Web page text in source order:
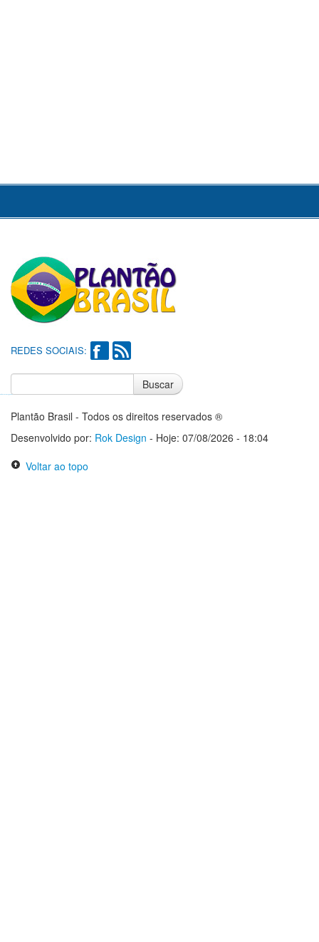
REDES SOCIAIS:
Buscar
Plantão Brasil - Todos os direitos reservados ®
Desenvolvido por: Rok Design - Hoje: 07/08/2026 - 18:04
Voltar ao topo